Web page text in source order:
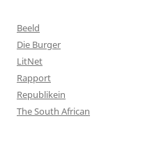
Beeld
Die Burger
LitNet
Rapport
Republikein
The South African